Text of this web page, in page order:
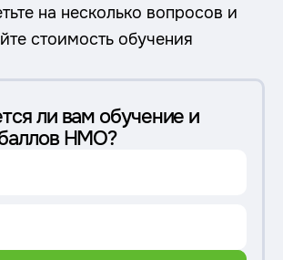
на несколько вопросов и
стоимость обучения
ли вам обучение и
НМО?